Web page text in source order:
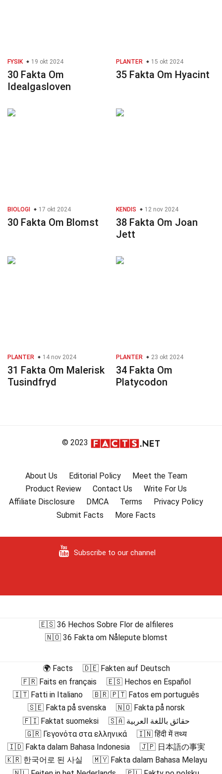
FYSIK 19 okt 2024
30 Fakta Om
Idealgasloven
PLANTER 15 okt 2024
35 Fakta Om Hyacint
BIOLOGI 17 okt 2024
30 Fakta Om Blomst
KENDIS 12 nov 2024
38 Fakta Om Joan
Jett
PLANTER 14 nov 2024
31 Fakta Om Malerisk
Tusindfryd
PLANTER 23 okt 2024
34 Fakta Om
Platycodon
© 2023
About Us Editorial Policy
Meet the Team
Product Review
Contact Us
Write For Us
Affiliate Disclosure
DMCA Terms
Privacy Policy
Submit Facts
More Facts
Subscribe to our channel
🇪🇸 36 Hechos Sobre Flor de alfileres
🇳🇴 36 Fakta om Nålepute blomst
🌍 Facts
🇩🇪 Fakten auf Deutsch
🇫🇷 Faits en français
🇪🇸 Hechos en Español
🇮🇹 Fatti in Italiano
🇧🇷 🇵🇹 Fatos em português
🇸🇪 Fakta på svenska
🇳🇴 Fakta på norsk
🇫🇮 Faktat suomeksi
🇸🇦 حقائق باللغة العربية
🇬🇷 Γεγονότα στα ελληνικά
🇮🇳 हिंदी में तथ्य
🇮🇩 Fakta dalam Bahasa Indonesia
🇯🇵 日本語の事実
🇰🇷 한국어로 된 사실
🇲🇾 Fakta dalam Bahasa Melayu